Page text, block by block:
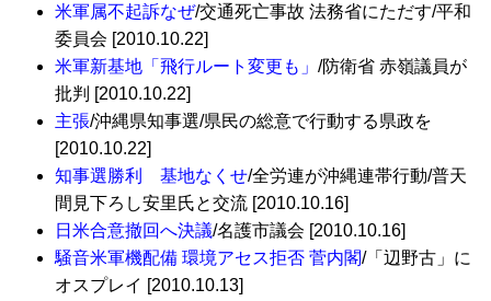
米軍属不起訴なぜ/交通死亡事故 法務省にただす/平和
委員会 [2010.10.22]
米軍新基地「飛行ルート変更も」 /防衛省 赤嶺議員が
批判 [2010.10.22]
主張/沖縄県知事選/県民の総意で行動する県政を
[2010.10.22]
知事選勝利 基地なくせ/全労連が沖縄連帯行動/普天
間見下ろし安里氏と交流 [2010.10.16]
日米合意撤回へ決議/名護市議会 [2010.10.16]
騒音米軍機配備 環境アセス拒否 菅内閣/「辺野古」に
オスプレイ [2010.10.13]